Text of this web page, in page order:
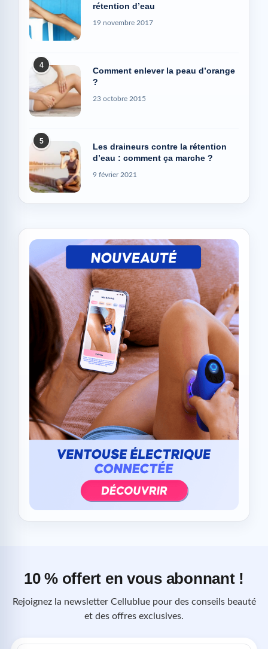
rétention d’eau
19 novembre 2017
4
Comment enlever la peau d’orange
?
23 octobre 2015
5
Les draineurs contre la rétention
d’eau : comment ça marche ?
9 février 2021
10 % offert en vous abonnant !
Rejoignez la newsletter Cellublue pour des conseils beauté
et des offres exclusives.
Adresse